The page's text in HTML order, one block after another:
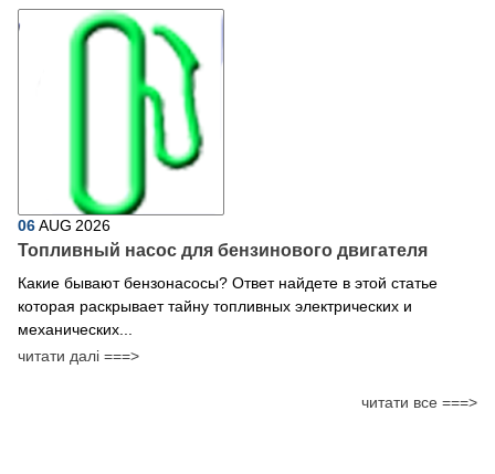
06AUG 2026
Топливный насос для бензинового двигателя
Какие бывают бензонасосы? Ответ найдете в этой статье
которая раскрывает тайну топливных электрических и
механических...
читати далі ===>
читати все ===>